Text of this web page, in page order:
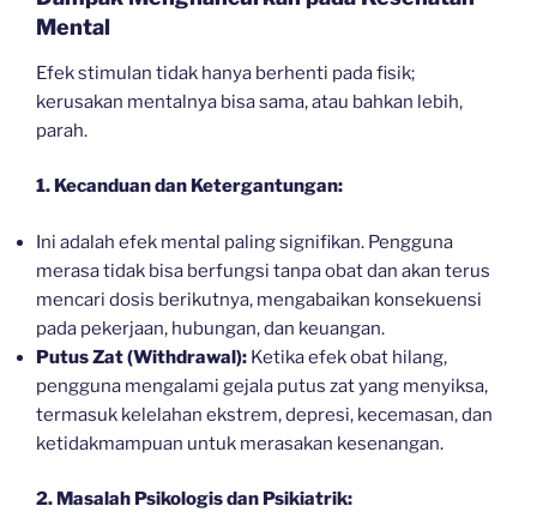
Mental
Efek stimulan tidak hanya berhenti pada fisik;
kerusakan mentalnya bisa sama, atau bahkan lebih,
parah.
1. Kecanduan dan Ketergantungan:
Ini adalah efek mental paling signifikan. Pengguna
merasa tidak bisa berfungsi tanpa obat dan akan terus
mencari dosis berikutnya, mengabaikan konsekuensi
pada pekerjaan, hubungan, dan keuangan.
Putus Zat (Withdrawal): Ketika efek obat hilang,
pengguna mengalami gejala putus zat yang menyiksa,
termasuk kelelahan ekstrem, depresi, kecemasan, dan
ketidakmampuan untuk merasakan kesenangan.
2. Masalah Psikologis dan Psikiatrik: